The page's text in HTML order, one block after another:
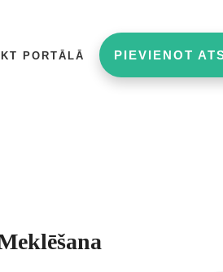
PORTĀLĀ PIEVIENOT